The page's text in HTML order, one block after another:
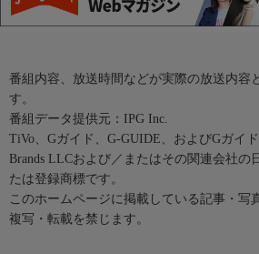
番組内容、放送時間などが実際の放送内容
す。
番組データ提供元：IPG Inc.
TiVo、Gガイド、G-GUIDE、およびGガイ
Brands LLCおよび／またはその関連会社の
たは登録商標です。
このホームページに掲載している記事・写
複写・転載を禁じます。